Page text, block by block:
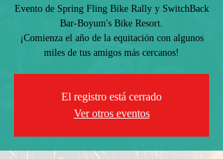
Evento de Spring Fling Bike Rally y SwitchBack
Bar-Boyum's Bike Resort.
¡Comienza el año de la equitación con algunos
miles de tus amigos más cercanos!
El registro está cerrado
Ver otros eventos